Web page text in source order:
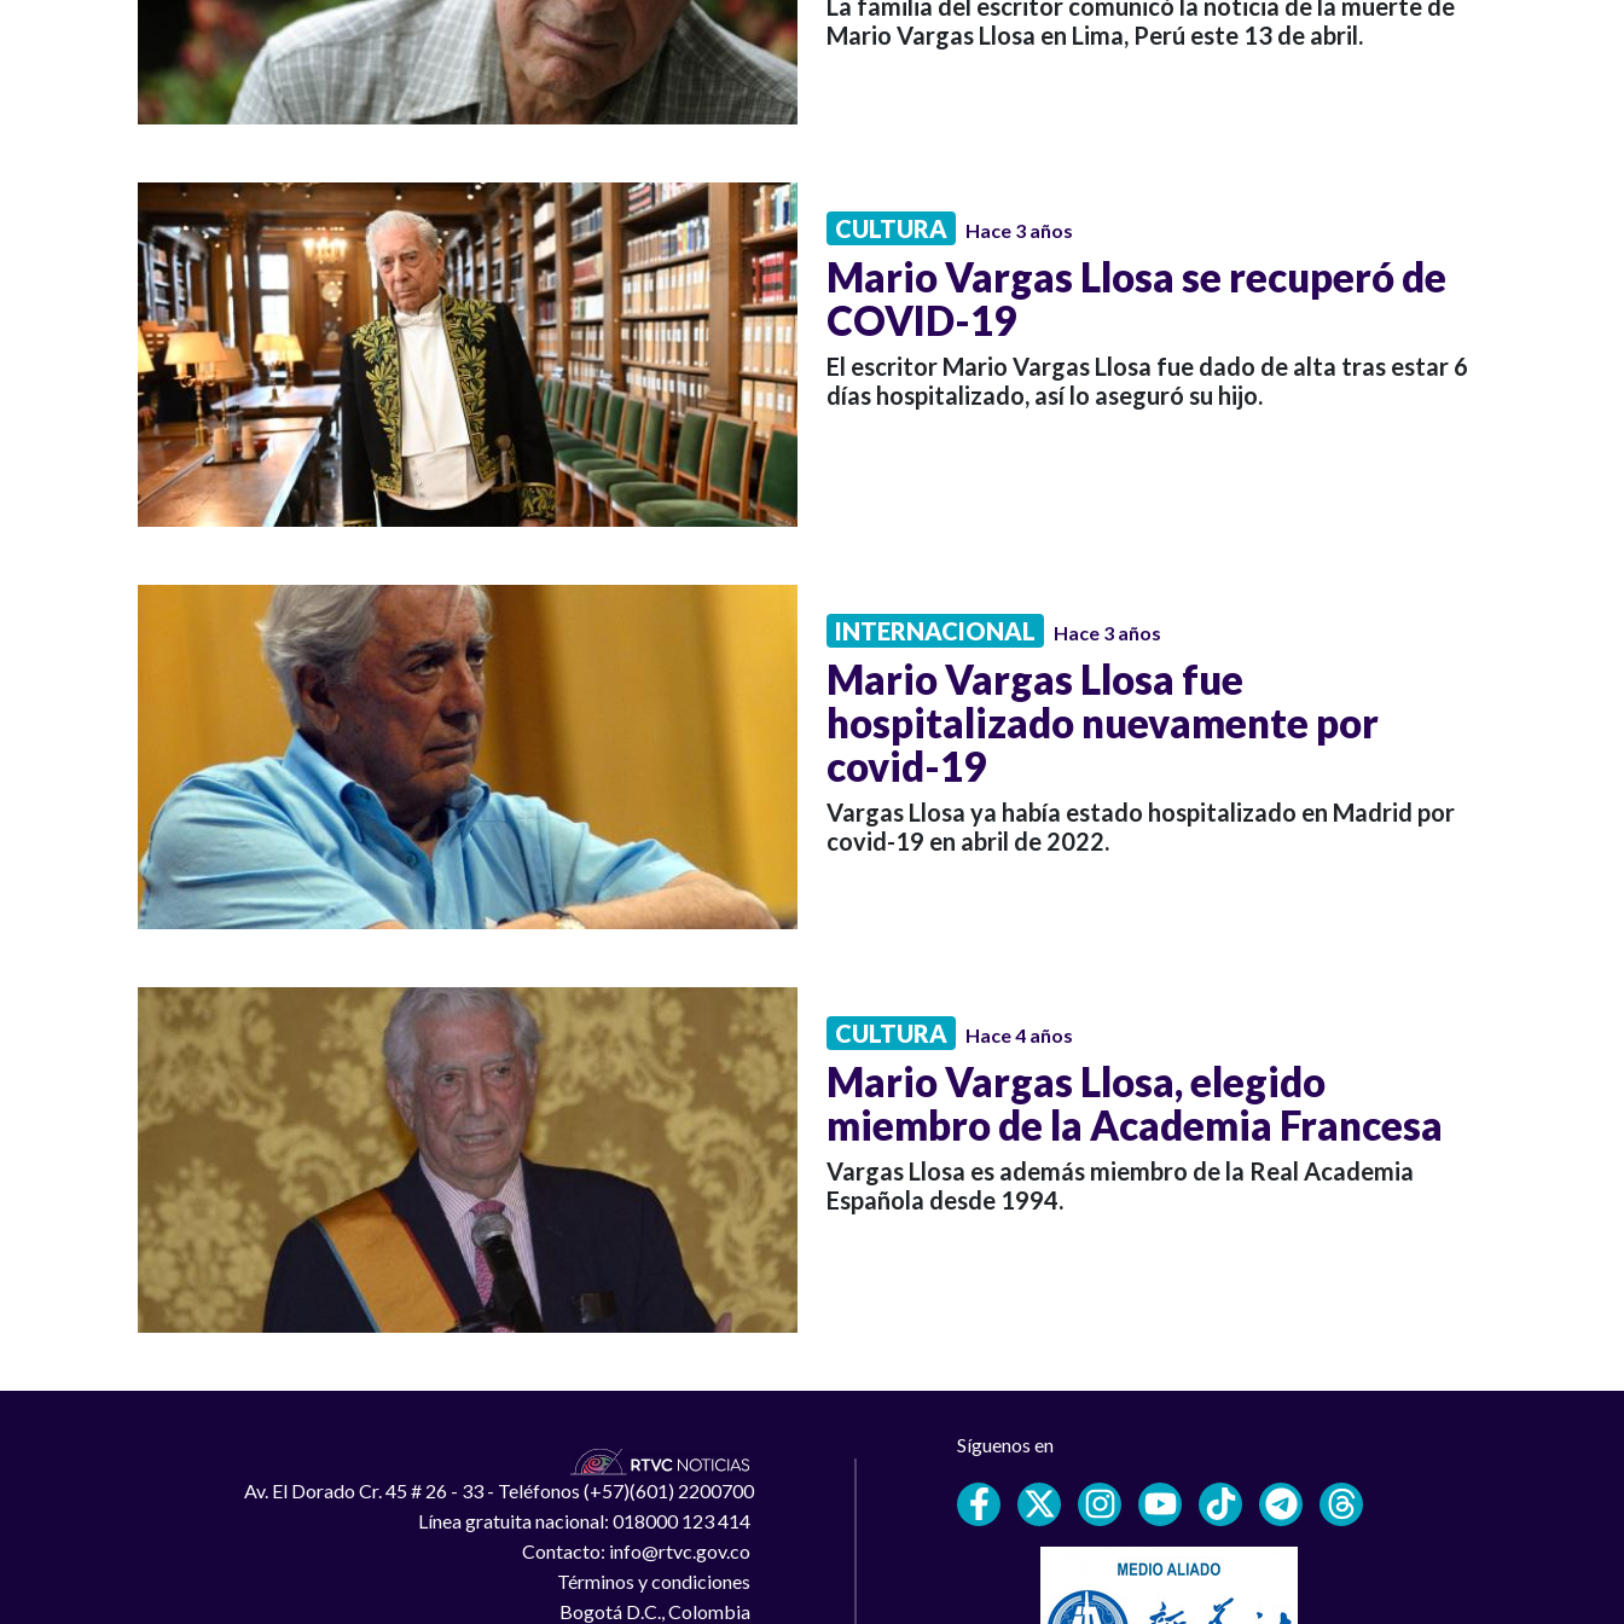
La familia del escritor comunicó la noticia de la muerte de
Mario Vargas Llosa en Lima, Perú este 13 de abril.
CULTURA Hace 3 años
Mario Vargas Llosa se recuperó de
COVID-19
El escritor Mario Vargas Llosa fue dado de alta tras estar 6
días hospitalizado, así lo aseguró su hijo.
INTERNACIONAL Hace 3 años
Mario Vargas Llosa fue
hospitalizado nuevamente por
covid-19
Vargas Llosa ya había estado hospitalizado en Madrid por
covid-19 en abril de 2022.
CULTURA Hace 4 años
Mario Vargas Llosa, elegido
miembro de la Academia Francesa
Vargas Llosa es además miembro de la Real Academia
Española desde 1994.
Av. El Dorado Cr. 45 # 26 - 33 - Teléfonos (+57)(601) 2200700
Línea gratuita nacional: 018000 123 414
Contacto: info@rtvc.gov.co
Términos y condiciones
Bogotá D.C., Colombia
Síguenos en